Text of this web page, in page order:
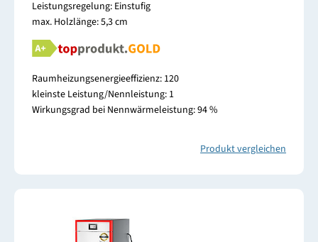
Leistungsregelung: Einstufig
max. Holzlänge: 5,3 cm
Raumheizungsenergieeffizienz: 120
kleinste Leistung/Nennleistung: 1
Wirkungsgrad bei Nennwärmeleistung: 94 %
Produkt vergleichen